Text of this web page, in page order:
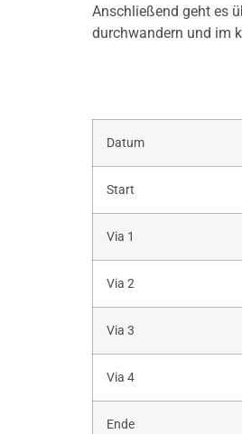
Anschließend geht es
durchwandern und im
Datum
Start
Via 1
Via 2
Via 3
Via 4
Ende